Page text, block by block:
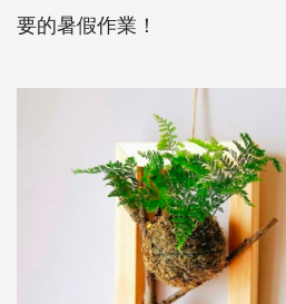
要的暑假作業！